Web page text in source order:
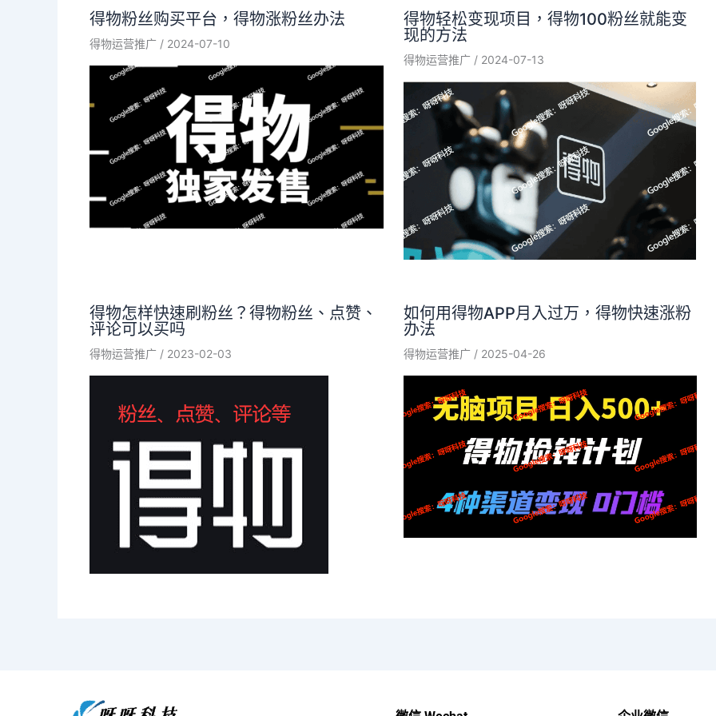
得物粉丝购买平台，得物涨粉丝办法
得物运营推广 / 2024-07-10
得物轻松变现项目，得物100粉丝就能变
现的方法
得物运营推广 / 2024-07-13
得物怎样快速刷粉丝？得物粉丝、点赞、
评论可以买吗
得物运营推广 / 2023-02-03
如何用得物APP月入过万，得物快速涨粉
办法
得物运营推广 / 2025-04-26